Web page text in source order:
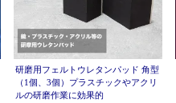
研磨用フェルトウレタンパッド 角型
（1個、3個）プラスチックやアクリ
ルの研磨作業に効果的